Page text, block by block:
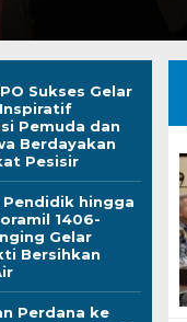
Sukses Gelar
Pemuda dan
Berdayakan
Pesisir
hingga
1406-
Gelar
Bersihkan
Perdana ke